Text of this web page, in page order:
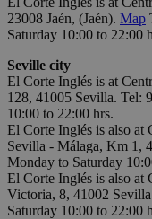
23008 Jaén, (Jaén). Map
Saturday 10:00 to 22:00
Seville city
El Corte Inglés is at
128, 41005 Sevilla. Tel:
10:00 to 22:00 hrs.
El Corte Inglés is also at
Sevilla - Málaga, Km 1,
Monday to Saturday
El Corte Inglés is also at
Victoria, 8, 41002
Saturday 10:00 to 22:00